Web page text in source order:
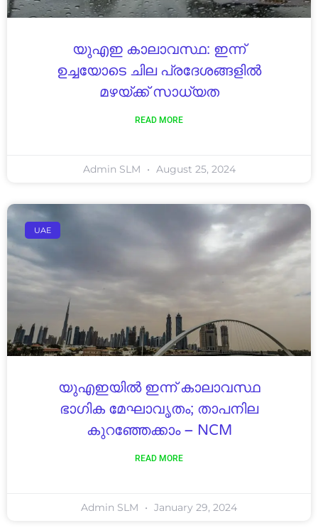
യുഎഇ കാലാവസ്ഥ: ഇന്ന്
ഉച്ചയോടെ ചില പ്രദേശങ്ങളിൽ
മഴയ്ക്ക് സാധ്യത
READ MORE
Admin SLM August 25, 2024
UAE
യുഎഇയിൽ ഇന്ന് കാലാവസ്ഥ
ഭാഗിക മേഘാവൃതം; താപനില
കുറഞ്ഞേക്കാം – NCM
READ MORE
Admin SLM January 29, 2024